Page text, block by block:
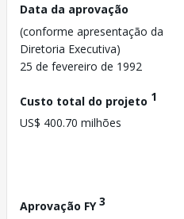
Data da aprovação
(conforme apresentação da
Diretoria Executiva)
25 de fevereiro de 1992
Custo total do projeto 1
US$ 400.70 milhões
Aprovação FY3